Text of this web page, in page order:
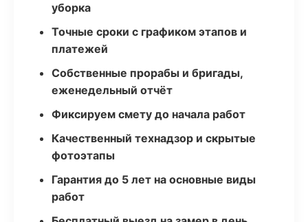
уборка
Точные сроки с графиком этапов и
платежей
Собственные прорабы и бригады,
еженедельный отчёт
Фиксируем смету до начала работ
Качественный технадзор и скрытые
фотоэтапы
Гарантия до 5 лет на основные виды
работ